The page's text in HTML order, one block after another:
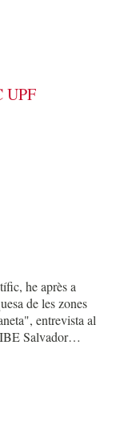
UPF
he après a
de les zones
entrevista al
Salvador